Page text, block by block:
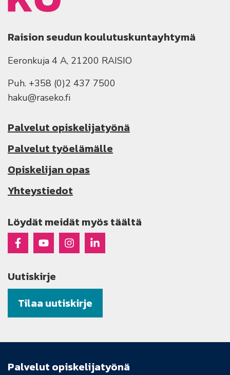
Raision seudun koulutuskuntayhtymä
Eeronkuja 4 A, 21200 RAISIO
Puh. +358 (0)2 437 7500
haku@raseko.fi
Palvelut opiskelijatyönä
Palvelut työelämälle
Opiskelijan opas
Yhteystiedot
Löydät meidät myös täältä
Raseko Facebookissa
Raseko Youtubessa
Raseko Instagramissa
Raseko Linkedinissä
Uutiskirje
Tilaa uutiskirje
Palvelut opiskelijatyönä